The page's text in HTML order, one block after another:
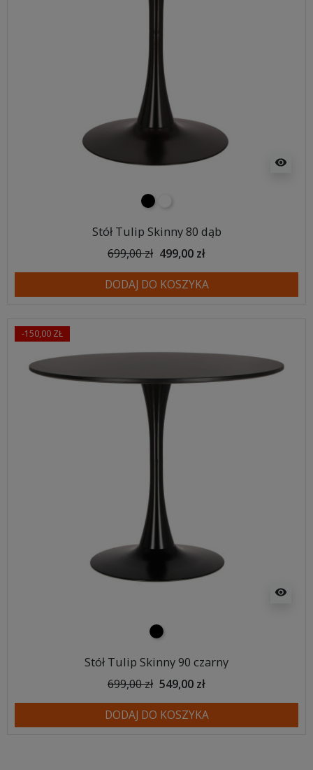
visibility
czarny
Stół Tulip Skinny 80 dąb
699,00 zł 499,00 zł
DODAJ DO KOSZYKA
-150,00 ZŁ
visibility
czarny
Stół Tulip Skinny 90 czarny
699,00 zł 549,00 zł
DODAJ DO KOSZYKA